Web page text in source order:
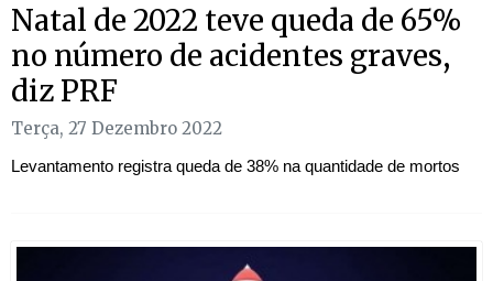
Natal de 2022 teve queda de 65%
no número de acidentes graves,
diz PRF
Terça, 27 Dezembro 2022
Levantamento registra queda de 38% na quantidade de mortos